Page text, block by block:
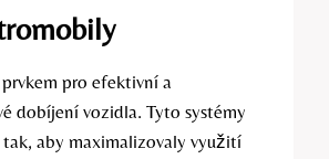
pro efektivní a
dobíjení vozidla. Tyto systémy
tak, aby maximalizovaly využití